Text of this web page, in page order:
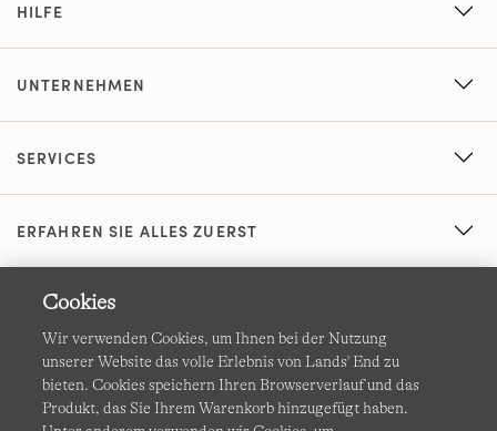
HILFE
UNTERNEHMEN
SERVICES
ERFAHREN SIE ALLES ZUERST
AGB Datenschutz & Sicherheit
Cookies
Wir verwenden Cookies, um Ihnen bei der Nutzung
unserer Website das volle Erlebnis von Lands' End zu
bieten. Cookies speichern Ihren Browserverlauf und das
Produkt, das Sie Ihrem Warenkorb hinzugefügt haben.